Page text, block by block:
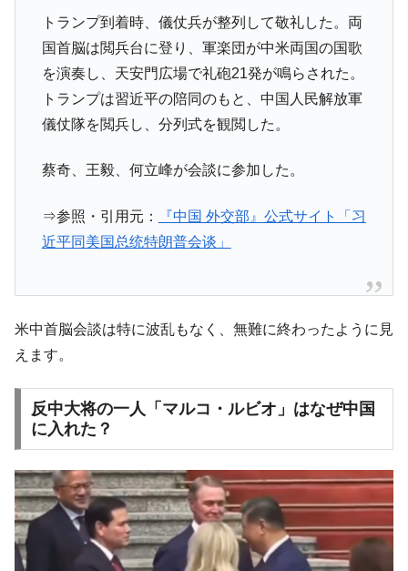
トランプ到着時、儀仗兵が整列して敬礼した。両
国首脳は閲兵台に登り、軍楽団が中米両国の国歌
を演奏し、天安門広場で礼砲21発が鳴らされた。
トランプは習近平の陪同のもと、中国人民解放軍
儀仗隊を閲兵し、分列式を観閲した。
蔡奇、王毅、何立峰が会談に参加した。
⇒参照・引用元：
『中国 外交部』公式サイト「习
近平同美国总统特朗普会谈」
米中首脳会談は特に波乱もなく、無難に終わったように見
えます。
反中大将の一人「マルコ・ルビオ」はなぜ中国
に入れた？